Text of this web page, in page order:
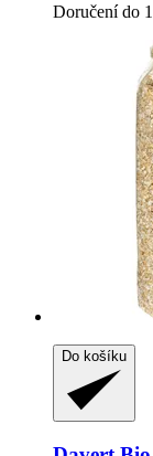
Doručení do
Do košíku